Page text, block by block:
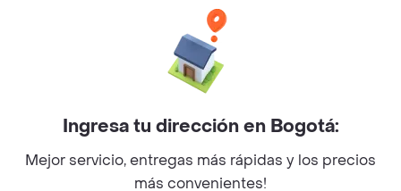
Facebook
Twitter
Instagram
©2026Rappi Inc. All rights reserved.
Ingresa tu dirección en Bogotá:
Mejor servicio, entregas más rápidas y los precios
más convenientes!